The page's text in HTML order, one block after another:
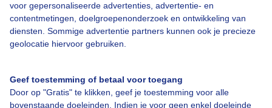
voor gepersonaliseerde advertenties, advertentie- en
contentmetingen, doelgroepenonderzoek en ontwikkeling van
diensten. Sommige advertentie partners kunnen ook je precieze
geolocatie hiervoor gebruiken.
Geef toestemming of betaal voor toegang
Door op "Gratis" te klikken, geef je toestemming voor alle
bovenstaande doeleinden. Indien je voor geen enkel doeleinde
Over Buienradar